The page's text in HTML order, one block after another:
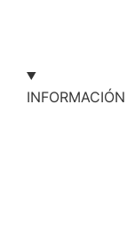
INFORMACIÓN